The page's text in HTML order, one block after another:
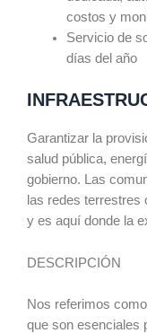
costos y
Servicio de
días del año
Garantizar la
salud pública,
gobierno. Las
las redes terrestres
y es aquí donde la
DESCRIPCIÓN
Nos referimos
que son esenciales